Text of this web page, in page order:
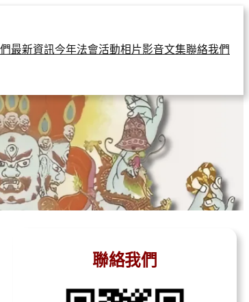
最新資訊今年法會活動相片影音文集聯絡我們
聯絡我們